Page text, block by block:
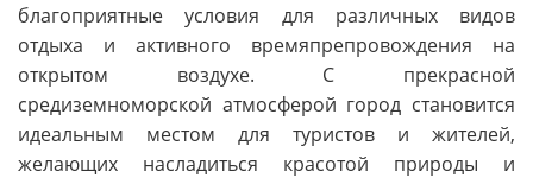
благоприятные условия для различных видов
отдыха и активного времяпрепровождения на
открытом воздухе. С прекрасной
средиземноморской атмосферой город становится
идеальным местом для туристов и жителей,
желающих насладиться красотой природы и